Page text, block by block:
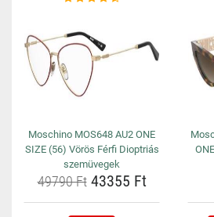
Moschino MOS648 AU2 ONE
SIZE (56) Vörös Férfi Dioptriás
szemüvegek
49790 Ft43355 Ft